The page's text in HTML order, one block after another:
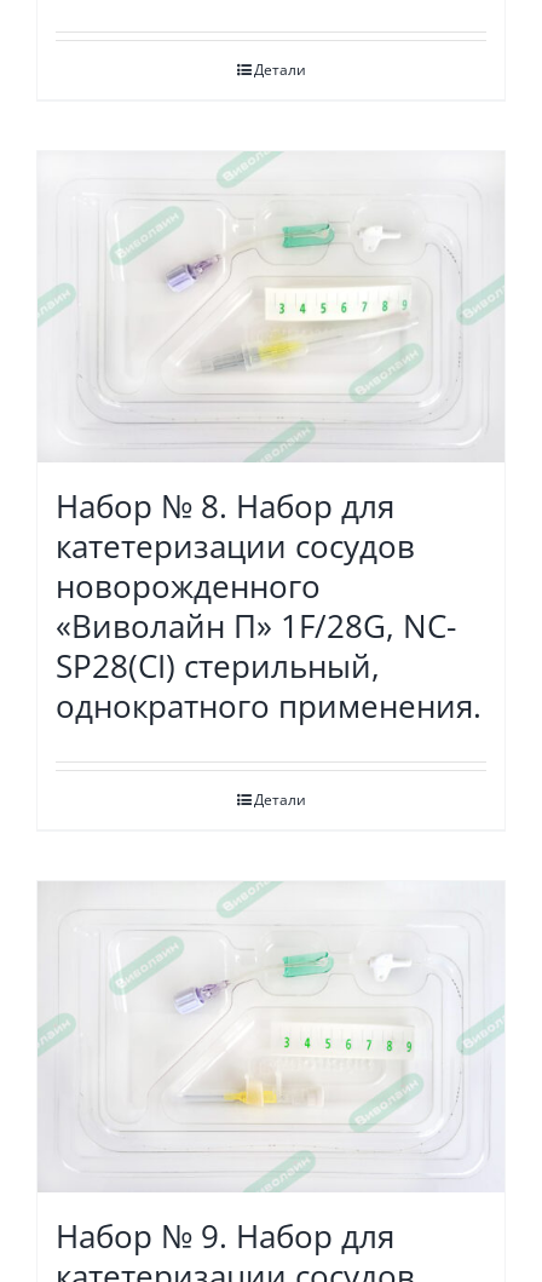
Детали
Набор № 8. Набор для
катетеризации сосудов
новорожденного
«Виволайн П» 1F/28G, NC-
SP28(СI) стерильный,
однократного применения.
Детали
Набор № 9. Набор для